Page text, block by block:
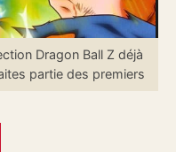
Dragon Ball Z déjà
partie des premiers